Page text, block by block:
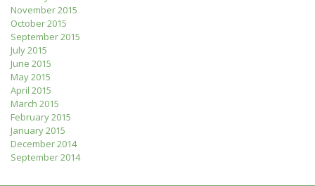
November 2015
October 2015
September 2015
July 2015
June 2015
May 2015
April 2015
March 2015
February 2015
January 2015
December 2014
September 2014